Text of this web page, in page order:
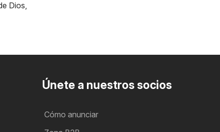
Dios,
Únete a nuestros socios
Cómo anunciar